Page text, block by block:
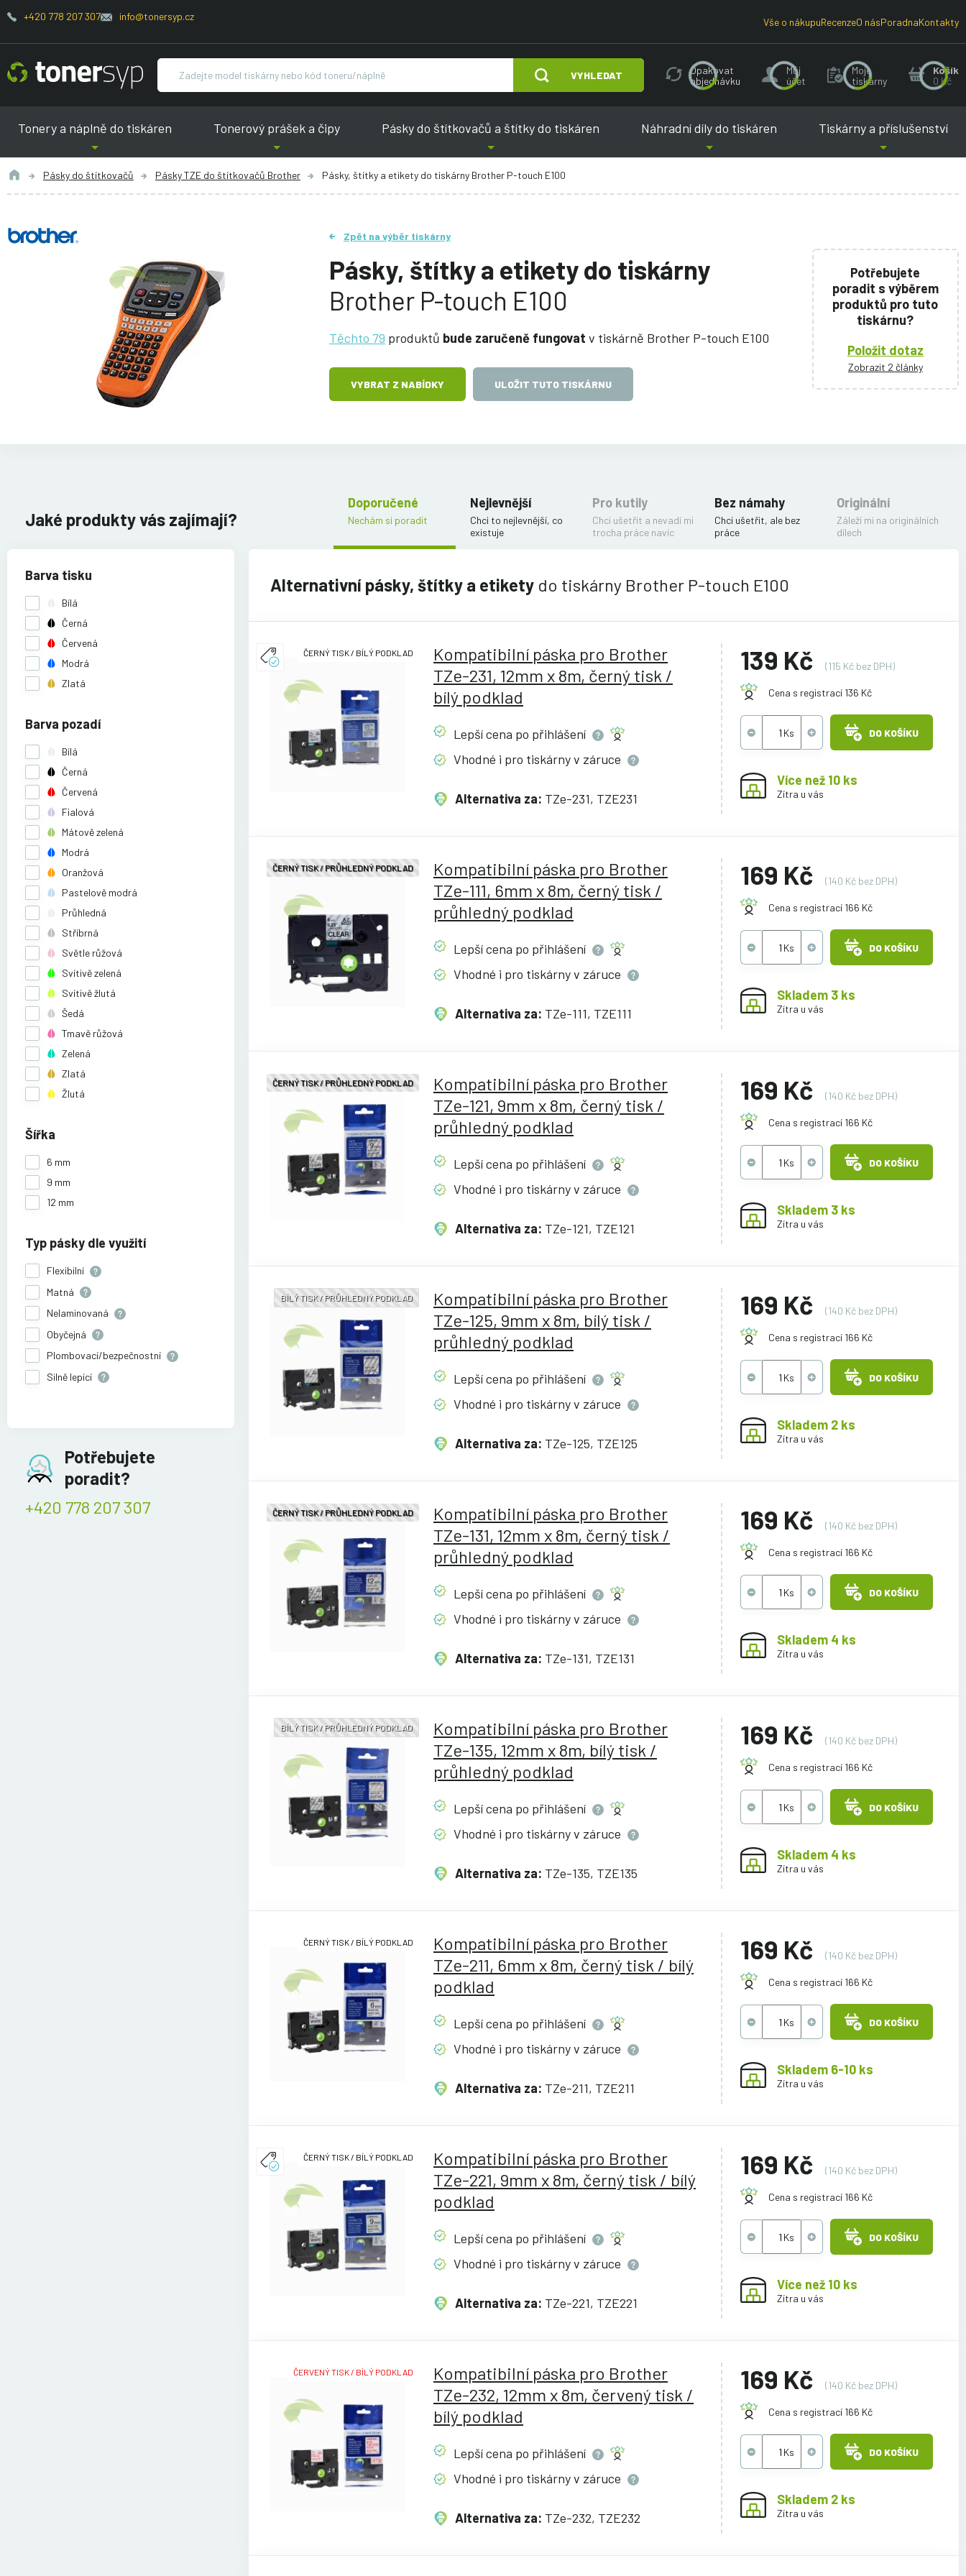
+420 778 207 307 info@tonersyp.cz Vše o nákupuRecenzeO násPoradnaKontakty
VYHLEDAT
Opakovat
objednávku
Můj
účet
Moje
tiskárny
Košík
0 Kč
Tonery a náplně do tiskáren Tonerový prášek a čipy Pásky do štítkovačů a štítky do tiskáren Náhradní díly do tiskáren Tiskárny a příslušenství
Pásky do štítkovačů Pásky TZE do štítkovačů Brother Pásky, štítky a etikety do tiskárny Brother P-touch E100
Zpět na výběr tiskárny
Pásky, štítky a etikety do tiskárny
Brother P-touch E100
Těchto 79 produktů bude zaručeně fungovat v tiskárně Brother P-touch E100
VYBRAT Z NABÍDKY ULOŽIT TUTO TISKÁRNU
Potřebujete
poradit s výběrem
produktů pro tuto
tiskárnu?
Položit dotaz
Zobrazit 2 články
Jaké produkty vás zajímají?
Barva tisku
Bílá
Černá
Červená
Modrá
Zlatá
Barva pozadí
Bílá
Černá
Červená
Fialová
Mátově zelená
Modrá
Oranžová
Pastelově modrá
Průhledná
Stříbrná
Světle růžová
Svítivě zelená
Svítivě žlutá
Šedá
Tmavě růžová
Zelená
Zlatá
Žlutá
Šířka
6 mm
9 mm
12 mm
Typ pásky dle využití
Flexibilní
Matná
Nelaminovaná
Obyčejná
Plombovací/bezpečnostní
Silně lepící
Potřebujete
poradit?
+420 778 207 307
Doporučené
Nechám si poradit
Nejlevnější
Chci to nejlevnější, co
existuje
Pro kutily
Chci ušetřit a nevadí mi
trocha práce navíc
Bez námahy
Chci ušetřit, ale bez
práce
Originální
Záleží mi na originálních
dílech
Alternativní pásky, štítky a etikety do tiskárny Brother P-touch E100
ČERNÝ TISK / BÍLÝ PODKLAD
Kompatibilní páska pro Brother
TZe-231, 12mm x 8m, černý tisk /
bílý podklad
Lepší cena po přihlášení
Vhodné i pro tiskárny v záruce
Alternativa za: TZe-231, TZE231
139 Kč (115 Kč bez DPH)
Cena s registrací 136 Kč
DO KOŠÍKU
Více než 10 ks
Zítra u vás
ČERNÝ TISK / PRŮHLEDNÝ PODKLAD
Kompatibilní páska pro Brother
TZe-111, 6mm x 8m, černý tisk /
průhledný podklad
Lepší cena po přihlášení
Vhodné i pro tiskárny v záruce
Alternativa za: TZe-111, TZE111
169 Kč (140 Kč bez DPH)
Cena s registrací 166 Kč
DO KOŠÍKU
Skladem 3 ks
Zítra u vás
ČERNÝ TISK / PRŮHLEDNÝ PODKLAD
Kompatibilní páska pro Brother
TZe-121, 9mm x 8m, černý tisk /
průhledný podklad
Lepší cena po přihlášení
Vhodné i pro tiskárny v záruce
Alternativa za: TZe-121, TZE121
169 Kč (140 Kč bez DPH)
Cena s registrací 166 Kč
DO KOŠÍKU
Skladem 3 ks
Zítra u vás
BÍLÝ TISK / PRŮHLEDNÝ PODKLAD
Kompatibilní páska pro Brother
TZe-125, 9mm x 8m, bílý tisk /
průhledný podklad
Lepší cena po přihlášení
Vhodné i pro tiskárny v záruce
Alternativa za: TZe-125, TZE125
169 Kč (140 Kč bez DPH)
Cena s registrací 166 Kč
DO KOŠÍKU
Skladem 2 ks
Zítra u vás
ČERNÝ TISK / PRŮHLEDNÝ PODKLAD
Kompatibilní páska pro Brother
TZe-131, 12mm x 8m, černý tisk /
průhledný podklad
Lepší cena po přihlášení
Vhodné i pro tiskárny v záruce
Alternativa za: TZe-131, TZE131
169 Kč (140 Kč bez DPH)
Cena s registrací 166 Kč
DO KOŠÍKU
Skladem 4 ks
Zítra u vás
BÍLÝ TISK / PRŮHLEDNÝ PODKLAD
Kompatibilní páska pro Brother
TZe-135, 12mm x 8m, bílý tisk /
průhledný podklad
Lepší cena po přihlášení
Vhodné i pro tiskárny v záruce
Alternativa za: TZe-135, TZE135
169 Kč (140 Kč bez DPH)
Cena s registrací 166 Kč
DO KOŠÍKU
Skladem 4 ks
Zítra u vás
ČERNÝ TISK / BÍLÝ PODKLAD
Kompatibilní páska pro Brother
TZe-211, 6mm x 8m, černý tisk / bílý
podklad
Lepší cena po přihlášení
Vhodné i pro tiskárny v záruce
Alternativa za: TZe-211, TZE211
169 Kč (140 Kč bez DPH)
Cena s registrací 166 Kč
DO KOŠÍKU
Skladem 6-10 ks
Zítra u vás
ČERNÝ TISK / BÍLÝ PODKLAD
Kompatibilní páska pro Brother
TZe-221, 9mm x 8m, černý tisk / bílý
podklad
Lepší cena po přihlášení
Vhodné i pro tiskárny v záruce
Alternativa za: TZe-221, TZE221
169 Kč (140 Kč bez DPH)
Cena s registrací 166 Kč
DO KOŠÍKU
Více než 10 ks
Zítra u vás
ČERVENÝ TISK / BÍLÝ PODKLAD
Kompatibilní páska pro Brother
TZe-232, 12mm x 8m, červený tisk /
bílý podklad
Lepší cena po přihlášení
Vhodné i pro tiskárny v záruce
Alternativa za: TZe-232, TZE232
169 Kč (140 Kč bez DPH)
Cena s registrací 166 Kč
DO KOŠÍKU
Skladem 2 ks
Zítra u vás